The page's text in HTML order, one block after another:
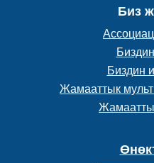
Биз
Биздин
Жамааттык